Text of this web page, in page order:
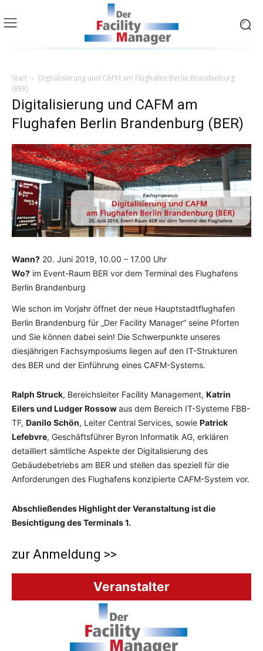
Start
Digitalisierung und CAFM am Flughafen Berlin Brandenburg
(BER)
Digitalisierung und CAFM am
Flughafen Berlin Brandenburg (BER)
Wann? 20. Juni 2019, 10.00 – 17.00 Uhr
Wo? im Event-Raum BER vor dem Terminal des Flughafens
Berlin Brandenburg
Wie schon im Vorjahr öffnet der neue Hauptstadtflughafen
Berlin Brandenburg für „Der Facility Manager“ seine Pforten
und Sie können dabei sein! Die Schwerpunkte unseres
diesjährigen Fachsymposiums liegen auf den IT-Strukturen
des BER und der Einführung eines CAFM-Systems.
Ralph Struck, Bereichsleiter Facility Management, Katrin
Eilers und Ludger Rossowaus dem Bereich IT-Systeme FBB-
TF, Danilo Schön, Leiter Central Services, sowie Patrick
Lefebvre, Geschäftsführer Byron Informatik AG, erklären
detailliert sämtliche Aspekte der Digitalisierung des
Gebäudebetriebs am BER und stellen das speziell für die
Anforderungen des Flughafens konzipierte CAFM-System vor.
Abschließendes Highlight der Veranstaltung ist die
Besichtigung des Terminals 1.
zur Anmeldung >>
Veranstalter